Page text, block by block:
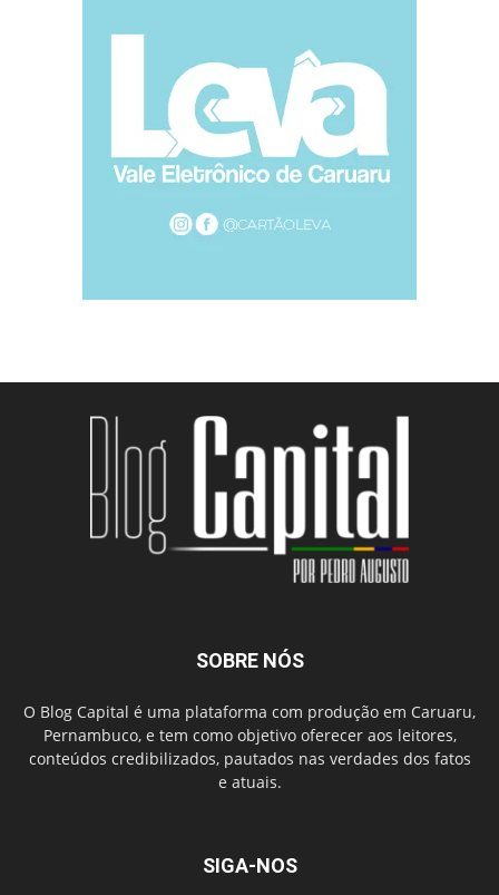
SOBRE NÓS
O Blog Capital é uma plataforma com produção em Caruaru,
Pernambuco, e tem como objetivo oferecer aos leitores,
conteúdos credibilizados, pautados nas verdades dos fatos
e atuais.
SIGA-NOS